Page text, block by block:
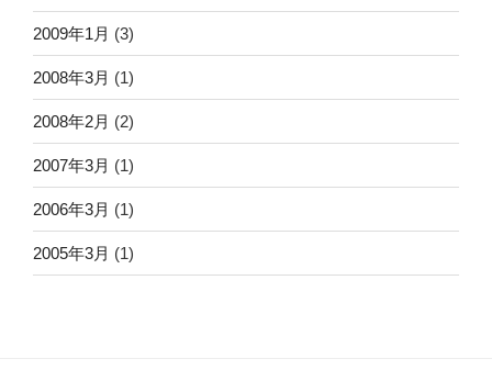
2009年1月 (3)
2008年3月 (1)
2008年2月 (2)
2007年3月 (1)
2006年3月 (1)
2005年3月 (1)